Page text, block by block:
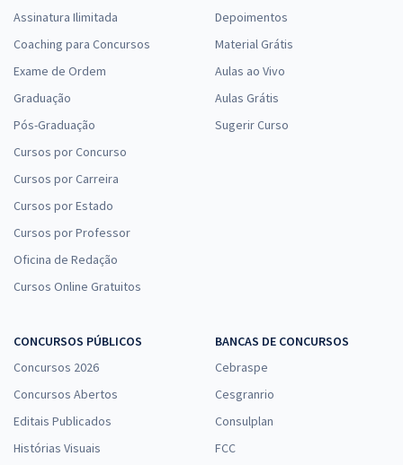
Assinatura Ilimitada
Coaching para Concursos
Exame de Ordem
Graduação
Pós-Graduação
Cursos por Concurso
Cursos por Carreira
Cursos por Estado
Cursos por Professor
Oficina de Redação
Cursos Online Gratuitos
Depoimentos
Material Grátis
Aulas ao Vivo
Aulas Grátis
Sugerir Curso
CONCURSOS PÚBLICOS
Concursos 2026
Concursos Abertos
Editais Publicados
Histórias Visuais
BANCAS DE CONCURSOS
Cebraspe
Cesgranrio
Consulplan
FCC